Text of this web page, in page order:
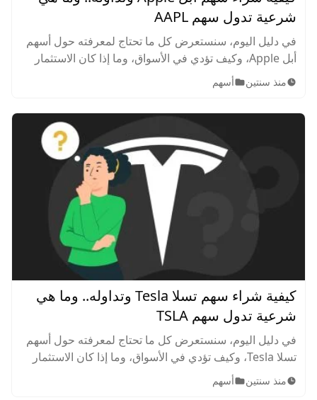
شرعية تدول سهم AAPL
في دليل اليوم، سنستعرض كل ما تحتاج لمعرفته حول أسهم
أبل Apple، وكيف تؤدي في الأسواق، وما إذا كان الاستثمار
جيد من حيث القيمة أم لا، مع استعراض لأفضل استراتيجيات
تداول سهم AAPL ونصائح لتداول ناجح.
منذ سنتين أسهم
كيفية شراء سهم تسلا Tesla وتداوله.. وما هي
شرعية تدول سهم TSLA
في دليل اليوم، سنستعرض كل ما تحتاج لمعرفته حول أسهم
تسلا Tesla، وكيف تؤدي في الأسواق، وما إذا كان الاستثمار
جيد من حيث القيمة أم لا، مع استعراض لأفضل استراتيجيات
تداول سهم TSLA ونصائح لتداول ناجح.
منذ سنتين أسهم